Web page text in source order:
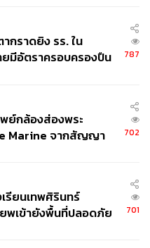
อดำเนินตามเนื้อเรื่องใน
บรรยายความคิดและ
ะเอียดยิบ ซึ่งถ้าคนที่ไม่ได้
ความสงสัยทุกๆ
ดอุสบรังเกียอยู่ด้วยกัน
นความเงียบ การเต้นรำ
นเท่านั้นเข้าใจ ทั้งหมดถูก
มผ่านเวลาสั้นๆ เพียงฉาก
กราดยิง รร. ใน
ยมีอัตราครอบครองปืน
787
ย์กล้องส่องพระ
Marine จากสัญญา
ะบุแบรนด์
702
รียนเทพศิรินทร์
พเข้ายังพื้นที่ปลอดภัย
701